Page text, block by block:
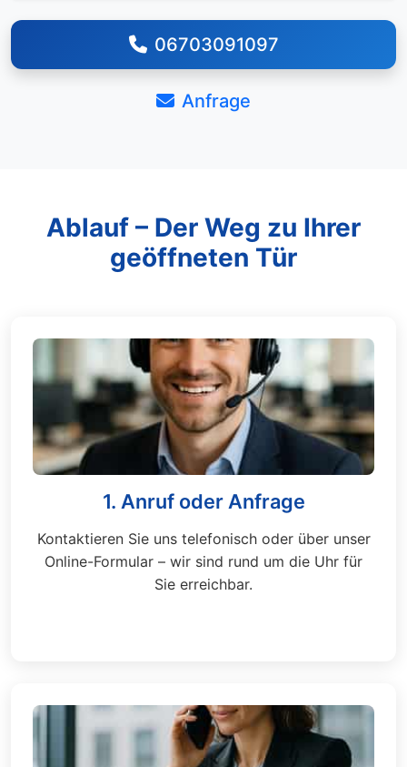
06703091097
Anfrage
Ablauf – Der Weg zu Ihrer
geöffneten Tür
1. Anruf oder Anfrage
Kontaktieren Sie uns telefonisch oder über unser
Online-Formular – wir sind rund um die Uhr für
Sie erreichbar.